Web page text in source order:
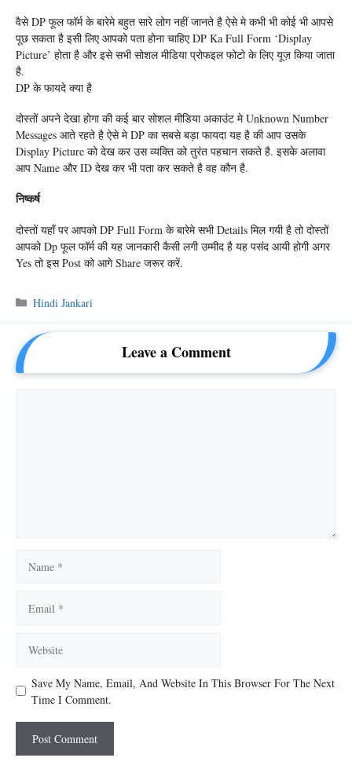
वैसे DP फूल फॉर्म के बारेमे बहुत सारे लोग नहीं जानते है ऐसे मे कभी भी कोई भी आपसे
पूछ सकता है इसी लिए आपको पता होना चाहिए DP Ka Full Form ‘Display
Picture’ होता है और इसे सभी सोशल मीडिया प्रोफइल फोटो के लिए यूज़ किया जाता
है.
DP के फायदे क्या है
दोस्तों अपने देखा होगा की कई बार सोशल मीडिया अकाउंट मे Unknown Number
Messages आते रहते है ऐसे मे DP का सबसे बड़ा फायदा यह है की आप उसके
Display Picture को देख कर उस व्यक्ति को तुरंत पहचान सकते है. इसके अलावा
आप Name और ID देख कर भी पता कर सकते है वह कौन है.
निष्कर्ष
दोस्तों यहाँ पर आपको DP Full Form के बारेमे सभी Details मिल गयी है तो दोस्तों
आपको Dp फूल फॉर्म की यह जानकारी कैसी लगी उम्मीद है यह पसंद आयी होगी अगर
Yes तो इस Post को आगे Share जरूर करें.
Categories
Hindi Jankari
Leave a Comment
Save My Name, Email, And Website In This Browser For The Next
Time I Comment.